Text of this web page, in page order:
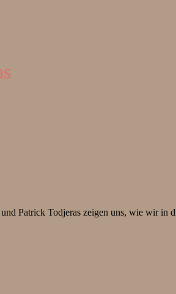
Patrick Todjeras zeigen uns, wie wir in